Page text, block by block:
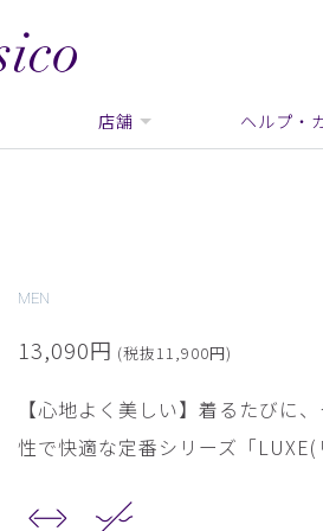
店舗 ヘルプ・
MEN
13,090円 (税抜11,900円)
【心地よく美しい】着るたびに
性で快適な定番シリーズ「LUXE(